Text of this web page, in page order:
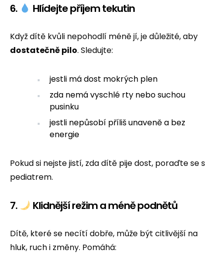
6. Hlídejte příjem tekutin
Když dítě kvůli nepohodlí méně jí, je důležité, aby
dostatečně pilo. Sledujte:
jestli má dost mokrých plen
zda nemá vyschlé rty nebo suchou
pusinku
jestli nepůsobí příliš unaveně a bez
energie
Pokud si nejste jistí, zda dítě pije dost, poraďte se s
pediatrem.
7. Klidnější režim a méně podnětů
Dítě, které se necítí dobře, může být citlivější na
hluk, ruch i změny. Pomáhá: